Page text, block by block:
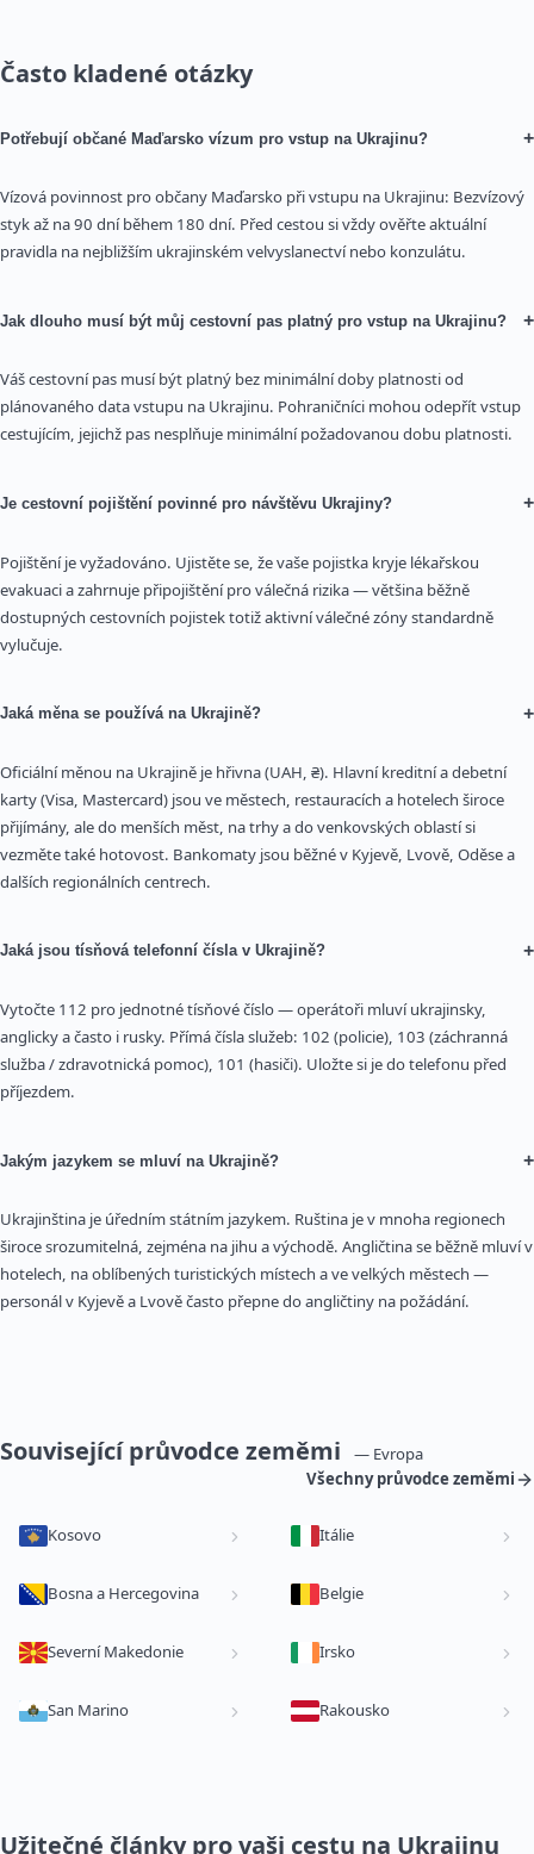
Často kladené otázky
Potřebují občané Maďarsko vízum pro vstup na Ukrajinu? +
Vízová povinnost pro občany Maďarsko při vstupu na Ukrajinu: Bezvízový
styk až na 90 dní během 180 dní. Před cestou si vždy ověřte aktuální
pravidla na nejbližším ukrajinském velvyslanectví nebo konzulátu.
Jak dlouho musí být můj cestovní pas platný pro vstup na Ukrajinu? +
Váš cestovní pas musí být platný bez minimální doby platnosti od
plánovaného data vstupu na Ukrajinu. Pohraničníci mohou odepřít vstup
cestujícím, jejichž pas nesplňuje minimální požadovanou dobu platnosti.
Je cestovní pojištění povinné pro návštěvu Ukrajiny? +
Pojištění je vyžadováno. Ujistěte se, že vaše pojistka kryje lékařskou
evakuaci a zahrnuje připojištění pro válečná rizika — většina běžně
dostupných cestovních pojistek totiž aktivní válečné zóny standardně
vylučuje.
Jaká měna se používá na Ukrajině? +
Oficiální měnou na Ukrajině je hřivna (UAH, ₴). Hlavní kreditní a debetní
karty (Visa, Mastercard) jsou ve městech, restauracích a hotelech široce
přijímány, ale do menších měst, na trhy a do venkovských oblastí si
vezměte také hotovost. Bankomaty jsou běžné v Kyjevě, Lvově, Oděse a
dalších regionálních centrech.
Jaká jsou tísňová telefonní čísla v Ukrajině? +
Vytočte 112 pro jednotné tísňové číslo — operátoři mluví ukrajinsky,
anglicky a často i rusky. Přímá čísla služeb: 102 (policie), 103 (záchranná
služba / zdravotnická pomoc), 101 (hasiči). Uložte si je do telefonu před
příjezdem.
Jakým jazykem se mluví na Ukrajině? +
Ukrajinština je úředním státním jazykem. Ruština je v mnoha regionech
široce srozumitelná, zejména na jihu a východě. Angličtina se běžně mluví v
hotelech, na oblíbených turistických místech a ve velkých městech —
personál v Kyjevě a Lvově často přepne do angličtiny na požádání.
Související průvodce zeměmi
— Evropa
Všechny průvodce zeměmi
Kosovo Itálie
Bosna a Hercegovina Belgie
Severní Makedonie Irsko
San Marino Rakousko
Užitečné články pro vaši cestu na Ukrajinu